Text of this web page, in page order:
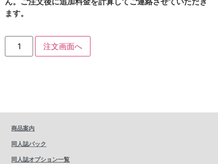
ます。
注文画面へ
商品案内
同人誌パック
同人誌オプション一覧